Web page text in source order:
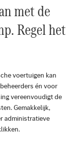
met de
Regel het
voertuigen kan
én voor
vereenvoudigt de
Gemakkelijk,
administratieve